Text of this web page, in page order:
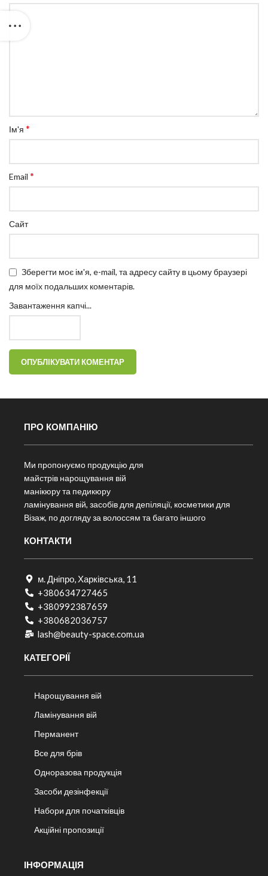
Ім'я *
Email *
Сайт
Зберегти моє ім'я, e-mail, та адресу сайту в цьому браузері
для моїх подальших коментарів.
Завантаження капчі...
ПРО КОМПАНІЮ
Ми пропонуємо продукцію для
майстрів нарощування вій
манікюру та педикюру
ламінування вій, засобів для депіляції, косметики для
Візаж, по догляду за волоссям та багато іншого
КОНТАКТИ
м. Дніпро, Харківська, 11
+380634727465
+380992387659
+380682036757​
lash@beauty-space.com.ua
КАТЕГОРІЇ
Нарощування вій
Ламінування вій
Перманент
Все для брів
Одноразова продукція
Засоби дезінфекції
Набори для початківців
Акційні пропозиції
ІНФОРМАЦІЯ